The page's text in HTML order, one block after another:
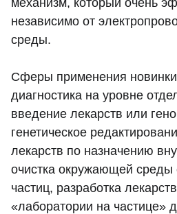
независимо от
среды.
Сферы применения
диагностика на уровне
введение лекарств или
генетическое
лекарств по назначению
очистка окружающей среды
частиц, разработка
«лаборатории на частице»